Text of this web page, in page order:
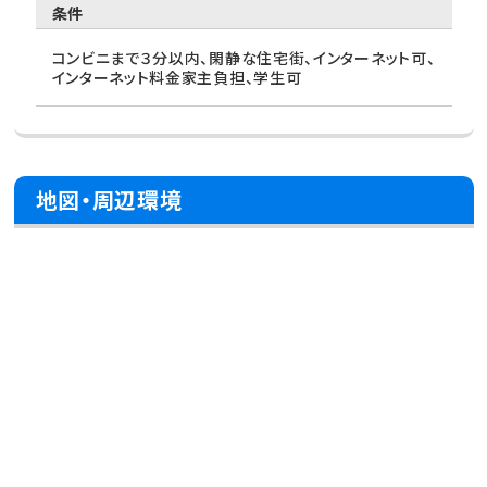
条件
コンビニまで３分以内、閑静な住宅街、インターネット可、
インターネット料金家主負担、学生可
地図・周辺環境